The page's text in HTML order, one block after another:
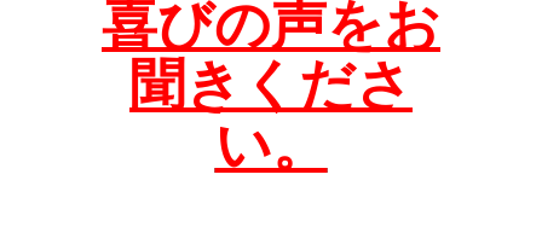
喜びの声をお
聞きくださ
い。